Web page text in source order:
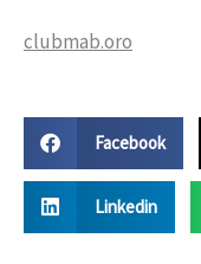
clubmab.oro
Facebook
Linkedin